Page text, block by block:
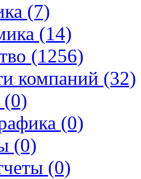
(7)
(14)
(1256)
компаний (32)
(0)
(0)
(0)
(0)